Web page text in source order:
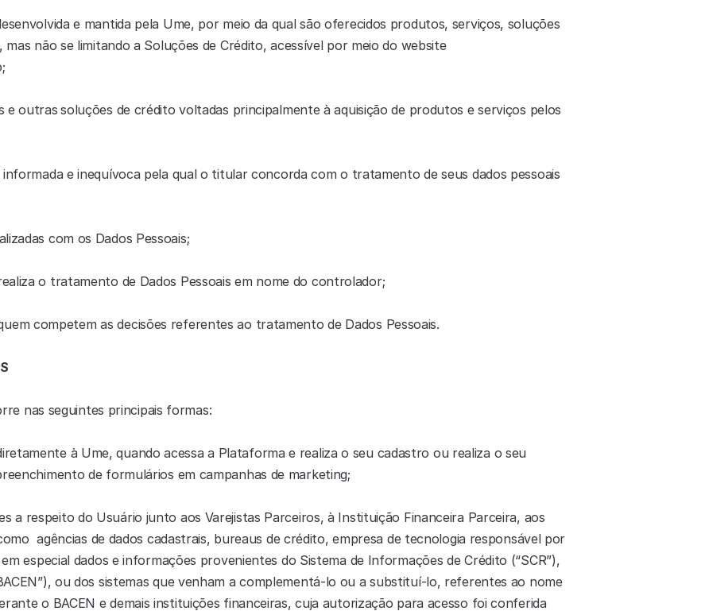
e mantida pela Ume, por meio da qual são oferecidos produtos, serviços, soluções
e negócios da Ume em geral, incluindo, mas não se limitando a Soluções de Crédito, acessível por meio do website
e outras soluções de crédito voltadas principalmente à aquisição de produtos e serviços pelos
e inequívoca pela qual o titular concorda com o tratamento de seus dados pessoais
com os Dados Pessoais;
o tratamento de Dados Pessoais em nome do controlador;
competem as decisões referentes ao tratamento de Dados Pessoais.
nas seguintes principais formas:
à Ume, quando acessa a Plataforma e realiza o seu cadastro ou realiza o seu
de formulários em campanhas de marketing;
a respeito do Usuário junto aos Varejistas Parceiros, à Instituição Financeira Parceira, aos
agências de dados cadastrais, bureaus de crédito, empresa de tecnologia responsável por
especial dados e informações provenientes do Sistema de Informações de Crédito (“SCR”),
ou dos sistemas que venham a complementá-lo ou a substituí-lo, referentes ao nome
o BACEN e demais instituições financeiras, cuja autorização para acesso foi conferida